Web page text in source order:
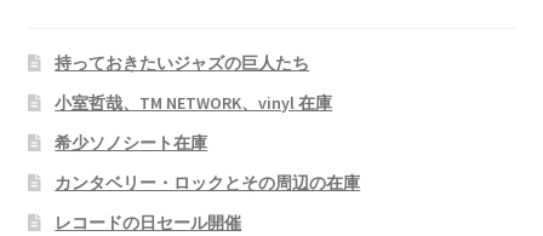
持っておきたいジャズの巨人たち
小室哲哉、TM NETWORK、vinyl 在庫
希少ソノシート在庫
カンタベリー・ロックとその周辺の在庫
レコードの日セール開催